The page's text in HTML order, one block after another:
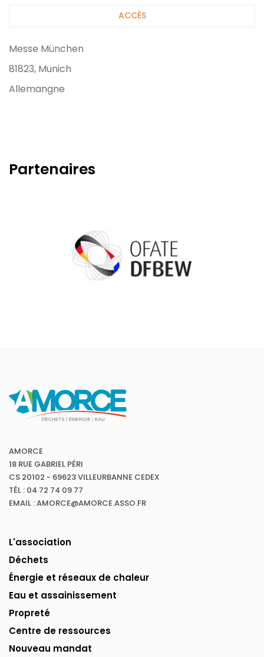
ACCÈS
Messe München
81823, Munich
Allemangne
Partenaires
AMORCE
18 RUE GABRIEL PÉRI
CS 20102 - 69623 VILLEURBANNE CEDEX
TÉL : 04 72 74 09 77
EMAIL : AMORCE@AMORCE.ASSO.FR
L'association
Déchets
Énergie et réseaux de chaleur
Eau et assainissement
Propreté
Centre de ressources
Nouveau mandat